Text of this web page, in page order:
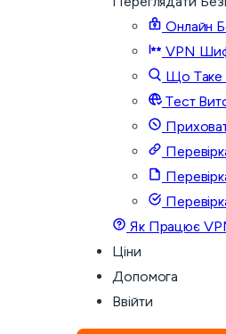
Онлайн
VPN
Що Таке
Тест
Як Працює
Ціни
Допомога
Ввійти